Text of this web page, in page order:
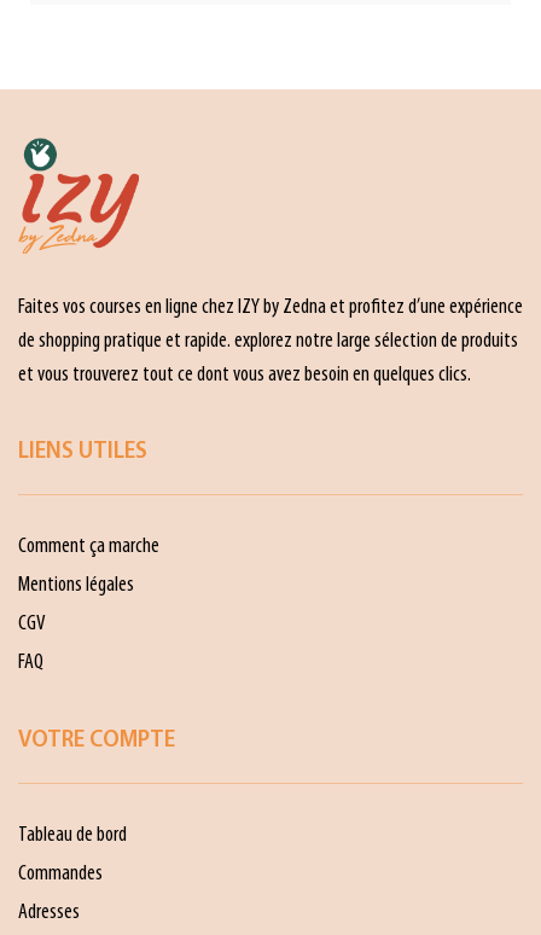
Faites vos courses en ligne chez IZY by Zedna et profitez d’une expérience
de shopping pratique et rapide. explorez notre large sélection de produits
et vous trouverez tout ce dont vous avez besoin en quelques clics.
LIENS UTILES
Comment ça marche
Mentions légales
CGV
FAQ
VOTRE COMPTE
Tableau de bord
Commandes
Adresses